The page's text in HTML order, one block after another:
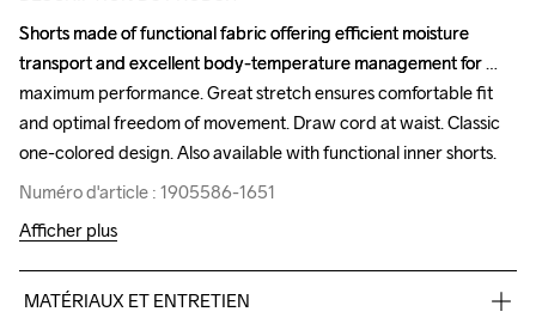
Shorts made of functional fabric offering efficient moisture
transport and excellent body-temperature management for
maximum performance. Great stretch ensures comfortable fit
and optimal freedom of movement. Draw cord at waist. Classic
one-colored design. Also available with functional inner shorts.
Numéro d'article : 1905586-1651
Shorts made of functional fabric offering efficient moisture
transport and excellent body-temperature management for
maximum performance. Great stretch ensures comfortable fit
and optimal freedom of movement. Draw cord at waist. Classic
one-colored design. Also available with functional inner shorts.
Numéro d'article : 1905586-1651
Afficher plus
MATÉRIAUX ET ENTRETIEN